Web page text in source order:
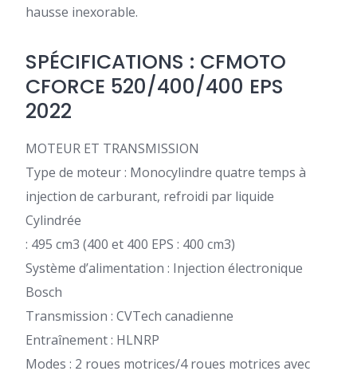
hausse inexorable.
SPÉCIFICATIONS : CFMOTO
CFORCE 520/400/400 EPS
2022
MOTEUR ET TRANSMISSION
Type de moteur : Monocylindre quatre temps à
injection de carburant, refroidi par liquide
Cylindrée
: 495 cm3 (400 et 400 EPS : 400 cm3)
Système d’alimentation : Injection électronique
Bosch
Transmission : CVTech canadienne
Entraînement : HLNRP
Modes : 2 roues motrices/4 roues motrices avec